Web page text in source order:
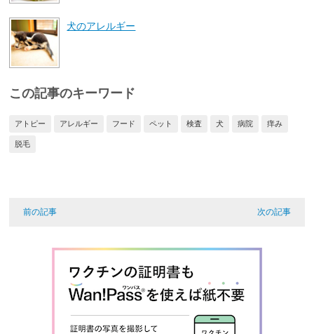
犬のアレルギー
この記事のキーワード
アトピー アレルギー フード ペット 検査 犬 病院 痒み
脱毛
前の記事 次の記事